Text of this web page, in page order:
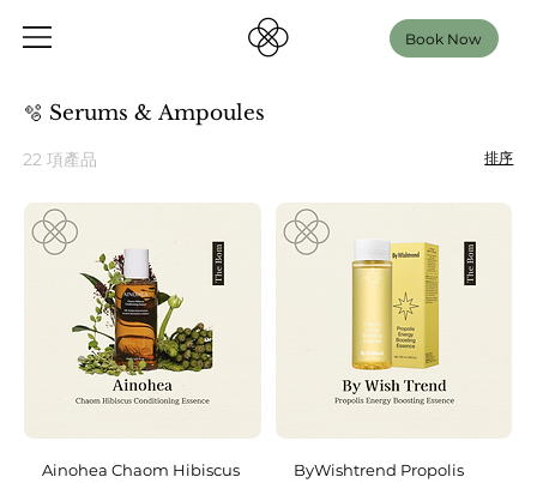
Book Now
🫧 Serums & Ampoules
22 項產品 排序
Ainohea Chaom Hibiscus
ByWishtrend Propolis